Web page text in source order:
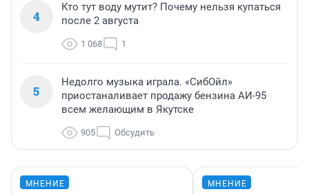
4
Кто тут воду мутит? Почему нельзя купаться
после 2 августа
1 068 1
5
Недолго музыка играла. «СибОйл»
приостаналивает продажу бензина АИ-95
всем желающим в Якутске
905 Обсудить
МНЕНИЕ МНЕНИЕ